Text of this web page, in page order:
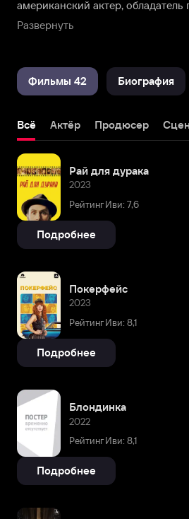
американский актер,
«Сезар» за главную роль в
Развернуть
Фильмы 42 Биография
Всё Актёр Продюсер
Рай для дурака
2023
Рейтинг Иви: 7,6
Подробнее
Покерфейс
2023
Рейтинг Иви: 8,1
Подробнее
Блондинка
2022
Рейтинг Иви: 8,1
Подробнее